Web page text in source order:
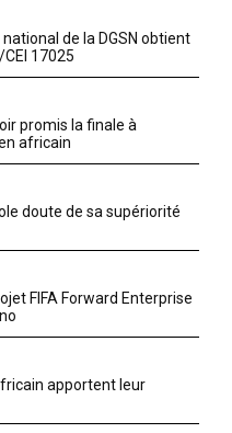
de la DGSN obtient
17025
promis la finale à
africain
doute de sa supériorité
FIFA Forward Enterprise
apportent leur